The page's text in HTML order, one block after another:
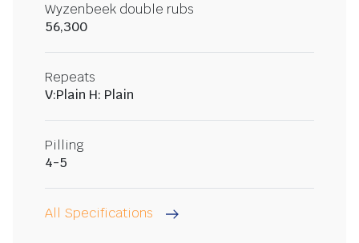
Wyzenbeek double rubs
56,300
Repeats
V:Plain H: Plain
Pilling
4-5
All Specifications